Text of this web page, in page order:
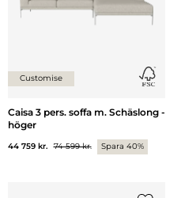
Customise
Caisa 3 pers. soffa m. Schäslong -
höger
44 759 kr. 74 599 kr. Spara 40%